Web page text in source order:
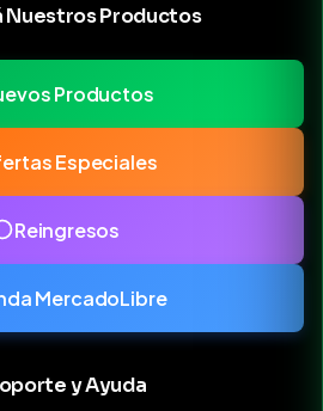
Nuestros Productos
Productos
Especiales
Reingresos
MercadoLibre
y Ayuda